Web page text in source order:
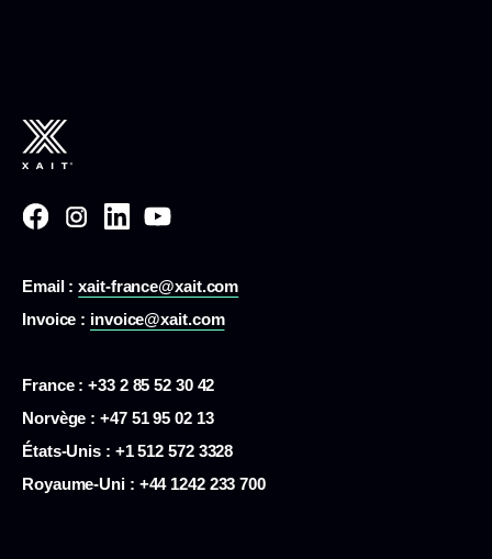
Email : xait-france@xait.com
Invoice : invoice@xait.com
France : +33 2 85 52 30 42
Norvège : +47 51 95 02 13
États-Unis : +1 512 572 3328
Royaume-Uni : +44 1242 233 700